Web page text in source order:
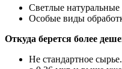
Светлые натуральные
Особые виды
Откуда берется более
Не стандартное